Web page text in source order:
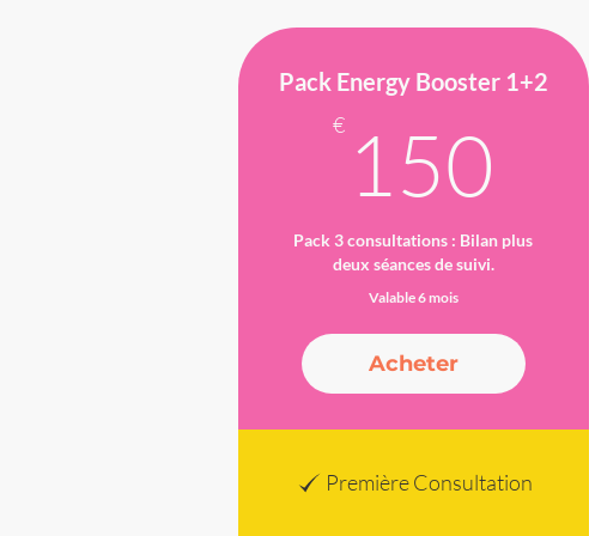
Pack Energy Booster 1+2
€ 150
Pack 3 consultations : Bilan plus
deux séances de suivi.
Valable 6 mois
Acheter
Première Consultation